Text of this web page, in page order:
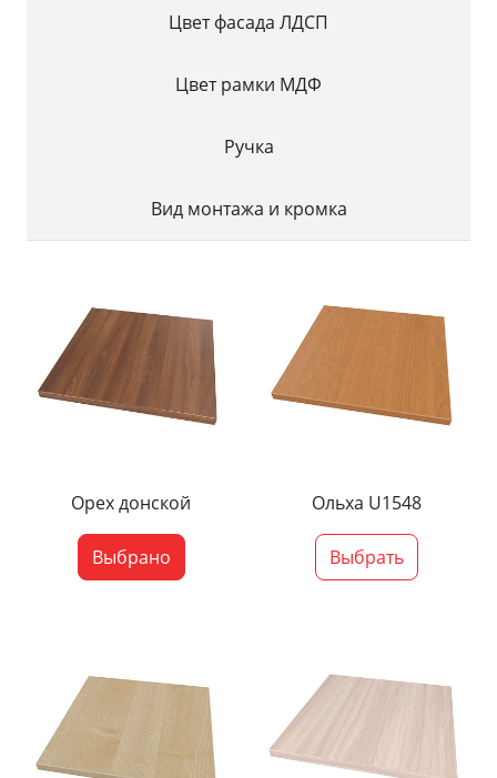
Цвет фасада ЛДСП
Цвет рамки МДФ
Ручка
Вид монтажа и кромка
Орех донской
Выбрано
Ольха U1548
Выбрать